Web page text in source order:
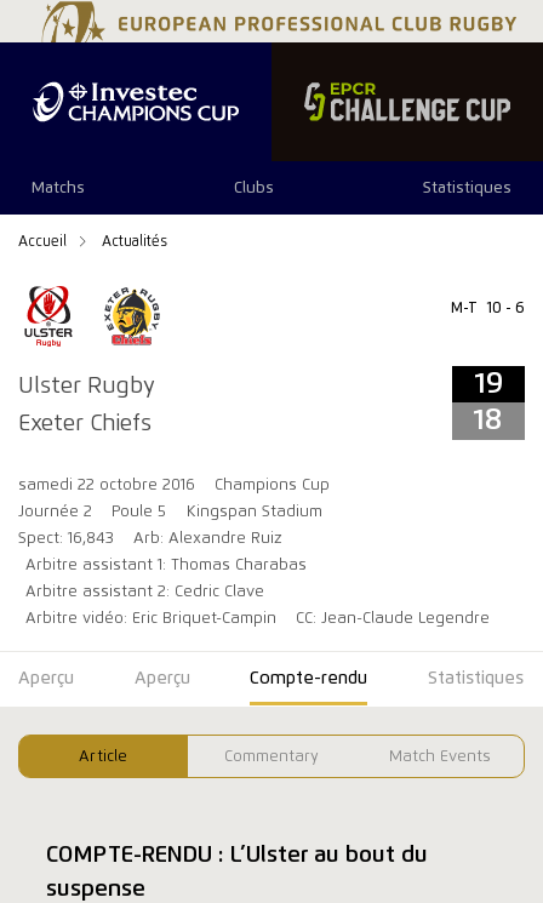
Matchs Clubs Statistiques
Accueil Actualités
Ulster Rugby
Exeter Chiefs
M-T 10 - 6
19
18
samedi 22 octobre 2016
Champions Cup
Journée 2
Poule 5
Kingspan Stadium
Spect: 16,843
Arb: Alexandre Ruiz
Arbitre assistant 1: Thomas Charabas
Arbitre assistant 2: Cedric Clave
Arbitre vidéo: Eric Briquet-Campin
CC: Jean-Claude Legendre
19 18
Aperçu Aperçu Compte-rendu Statistiques
Article Commentary Match Events
COMPTE-RENDU : L’Ulster au bout du
suspense